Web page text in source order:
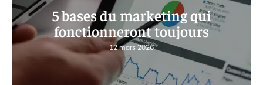
5 bases du marketing qui
fonctionneront toujours
12 mars 2026